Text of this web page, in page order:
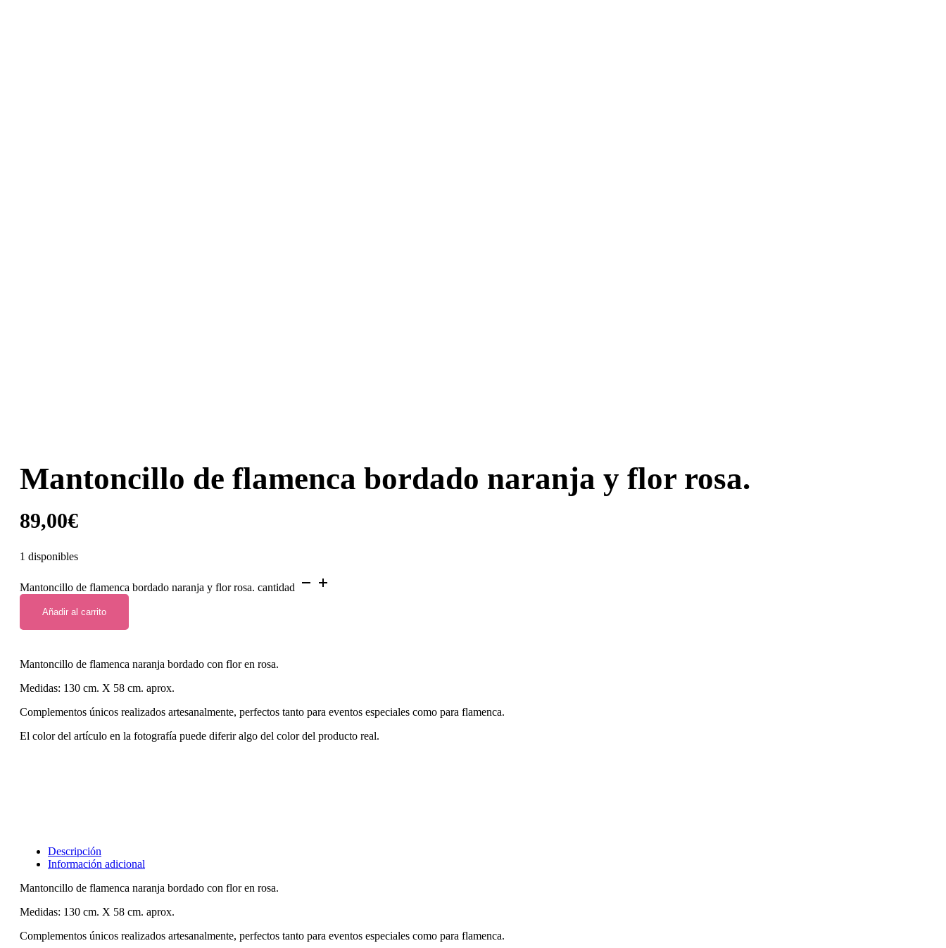
Mantoncillo de flamenca bordado naranja y flor rosa.
89,00€
1 disponibles
Mantoncillo de flamenca bordado naranja y flor rosa. cantidad
Añadir al carrito
Mantoncillo de flamenca naranja bordado con flor en rosa.
Medidas: 130 cm. X 58 cm. aprox.
Complementos únicos realizados artesanalmente, perfectos tanto para eventos especiales como para flamenca.
El color del artículo en la fotografía puede diferir algo del color del producto real.
Descripción
Información adicional
Mantoncillo de flamenca naranja bordado con flor en rosa.
Medidas: 130 cm. X 58 cm. aprox.
Complementos únicos realizados artesanalmente, perfectos tanto para eventos especiales como para flamenca.